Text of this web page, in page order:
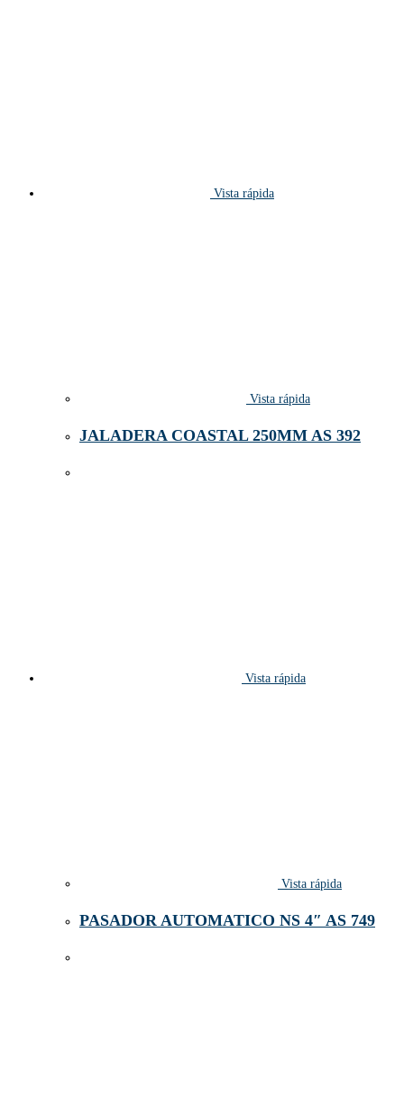
Vista rápida
Vista rápida
JALADERA COASTAL 250MM AS 392
Vista rápida
Vista rápida
PASADOR AUTOMATICO NS 4″ AS 749